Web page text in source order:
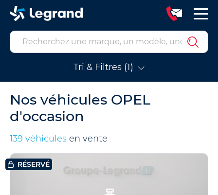
Tri & Filtres (1)
Nos véhicules OPEL
d'occasion
139 véhicules en vente
RÉSERVÉ